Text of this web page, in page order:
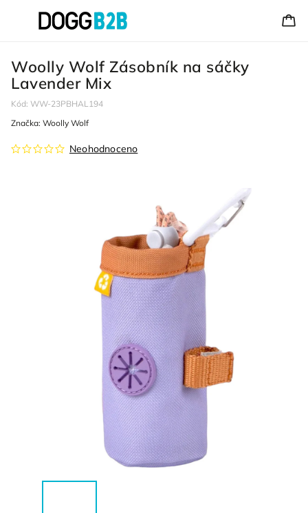
Woolly Wolf Zásobník na sáčky
Lavender Mix
Kód: WW-23PBHAL194
Neohodnoceno
Značka: Woolly Wolf